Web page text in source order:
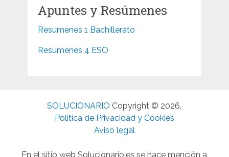
Apuntes y Resúmenes
Resumenes 1 Bachillerato
Resumenes 4 ESO
SOLUCIONARIO Copyright © 2026.
Política de Privacidad y Cookies
Aviso legal
En el sitio web Solucionario.es se hace mención a